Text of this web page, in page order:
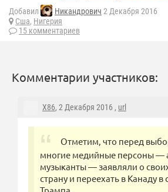
Добавил Никандрович 2 Декабря 2016
Сша, Нигерия
15 комментариев
Комментарии участников:
X86, 2 Декабря 2016 , url
Отметим, что перед
многие медийные персоны —
музыканты — заявляли о
страну и переехать в Канаду